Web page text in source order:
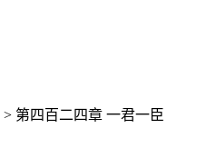
> 第四百二四章 一君一臣